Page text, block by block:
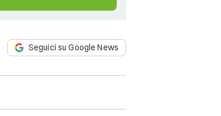
Seguici su Google News